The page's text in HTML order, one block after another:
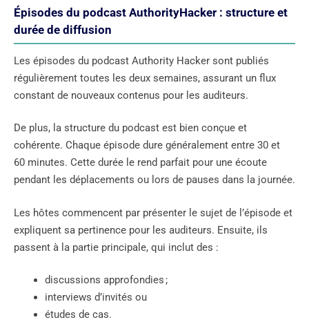
Épisodes du podcast AuthorityHacker : structure et
durée de diffusion
Les épisodes du podcast Authority Hacker sont publiés
régulièrement toutes les deux semaines, assurant un flux
constant de nouveaux contenus pour les auditeurs.
De plus, la structure du podcast est bien conçue et
cohérente. Chaque épisode dure généralement entre 30 et
60 minutes. Cette durée le rend parfait pour une écoute
pendant les déplacements ou lors de pauses dans la journée.
Les hôtes commencent par présenter le sujet de l’épisode et
expliquent sa pertinence pour les auditeurs. Ensuite, ils
passent à la partie principale, qui inclut des :
discussions approfondies ;
interviews d’invités ou
études de cas.